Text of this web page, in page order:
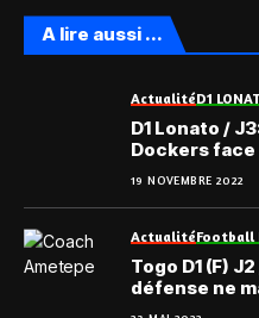
A lire aussi ...
ActualitéD1
D1 Lonato /
Dockers face
19 NOVEMBRE 2022
ActualitéFootball
Togo D1 (F)
défense ne